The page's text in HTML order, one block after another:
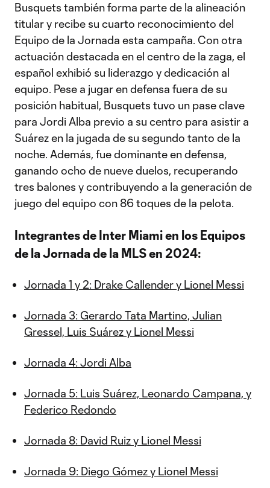
Busquets también forma parte de la alineación
titular y recibe su cuarto reconocimiento del
Equipo de la Jornada esta campaña. Con otra
actuación destacada en el centro de la zaga, el
español exhibió su liderazgo y dedicación al
equipo. Pese a jugar en defensa fuera de su
posición habitual, Busquets tuvo un pase clave
para Jordi Alba previo a su centro para asistir a
Suárez en la jugada de su segundo tanto de la
noche. Además, fue dominante en defensa,
ganando ocho de nueve duelos, recuperando
tres balones y contribuyendo a la generación de
juego del equipo con 86 toques de la pelota.
Integrantes de Inter Miami en los Equipos
de la Jornada de la MLS en 2024:
Jornada 1 y 2: Drake Callender y Lionel Messi
Jornada 3: Gerardo Tata Martino, Julian
Gressel, Luis Suárez y Lionel Messi
Jornada 4: Jordi Alba
Jornada 5: Luis Suárez, Leonardo Campana, y
Federico Redondo
Jornada 8: David Ruiz y Lionel Messi
Jornada 9: Diego Gómez y Lionel Messi